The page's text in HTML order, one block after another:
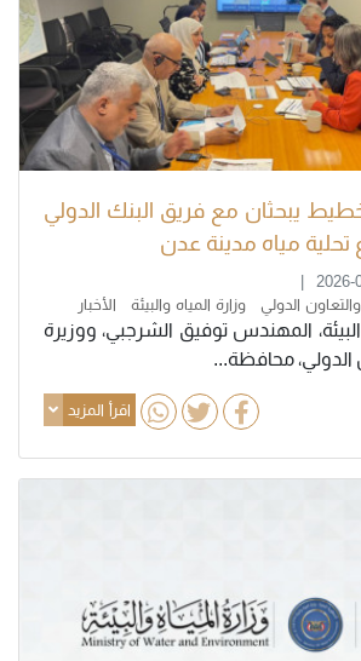
يبحثان مع فريق البنك الدولي
مياه مدينة عدن
2026-
الدولي
وزارة المياه والبيئة الأخبار
المهندس توفيق الشرجبي، ووزيرة
الدولي، محافظة...
اقرأ المزيد